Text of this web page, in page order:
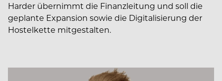
Harder übernimmt die Finanzleitung und soll die
geplante Expansion sowie die Digitalisierung der
Hostelkette mitgestalten.